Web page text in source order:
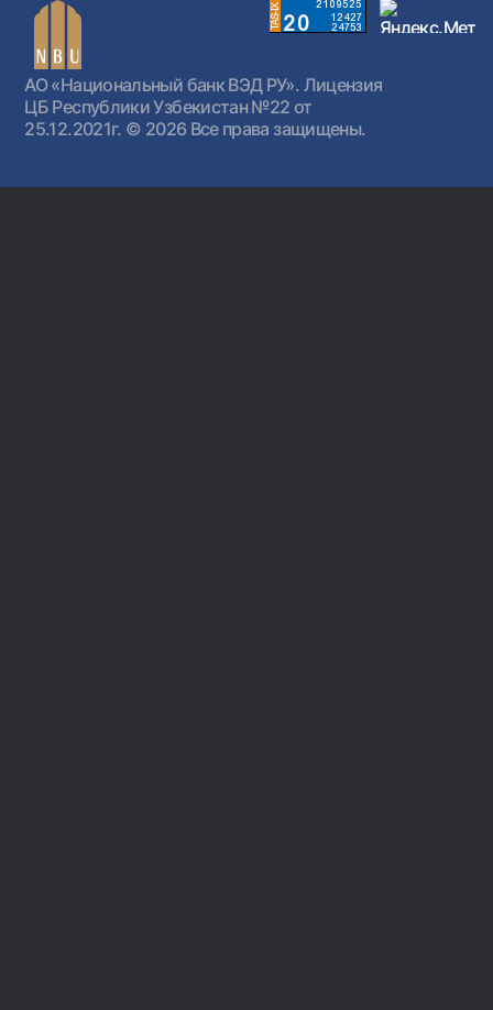
АО «Национальный банк ВЭД РУ». Лицензия
ЦБ Республики Узбекистан №22 от
25.12.2021г. © 2026 Все права защищены.